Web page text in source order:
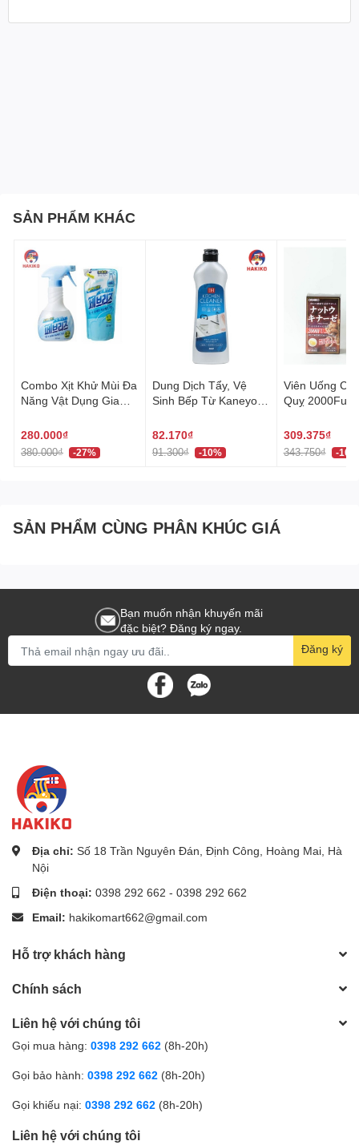
Kích thước: Thiết kế nhỏ gọn, dễ dàng cầm nắm và
Xuất xứ: Sản xuất tại Trung Quốc, nhập khẩu trực
tiếp từ Nhật Bản.
Phù hợp: Hàn kín nhiều loại túi nhựa như PP, PVC,
PE, PET, đảm bảo tính tiện lợi và bảo quản hiệu quả.
Lưu Ý Khi Sử Dụng Máy Hàn Miệng Túi Cao Cấp
ổn định trước khi sử dụng.
trong môi trường ẩm ướt.
Khi không sử dụng, cất giữ máy ở nơi khô ráo và
phẩm đồ gia dụng Nhật Bản chất lượng cao mà còn là
người bạn đáng tin cậy của mọi gia đình Việt. Máy Hàn
Miệng Túi Cao Cấp Nhật Bản là minh chứng cho sự tiện
ích và sáng tạo trong từng sản phẩm mà Hakiko mang lại.
Bên cạnh chất lượng vượt trội, Hakiko còn chú trọng vào
trải nghiệm khách hàng, đảm bảo mỗi sản phẩm không chỉ
SẢN PHẨM KHÁC
Combo Xịt Khử Mùi Đa
Năng Vật Dụng Gia
320ml 페브리즈 상쾌한
향
280.000₫
380.000₫ -27%
Dung Dịch Tẩy, Vệ
Sinh Bếp Từ Kaneyo
82.170₫
91.300₫ -10%
Viên Uống
Quỵ 2000Fu
(60 Viên)
309.375₫
343.750₫ -10%
SẢN PHẨM CÙNG PHÂN KHÚC GIÁ
Bạn muốn nhận khuyến mãi
đặc biệt? Đăng ký ngay.
Đăng ký
Địa chỉ: Số 18 Trần Nguyên Đán, Định Công, Hoàng Mai, Hà
Nội
Điện thoại: 0398 292 662 - 0398 292 662
Email: hakikomart662@gmail.com
Hỗ trợ khách hàng
Chính sách
Liên hệ với chúng tôi
Gọi mua hàng: 0398 292 662 (8h-20h)
Gọi bảo hành: 0398 292 662 (8h-20h)
Gọi khiếu nại: 0398 292 662 (8h-20h)
Liên hệ với chúng tôi